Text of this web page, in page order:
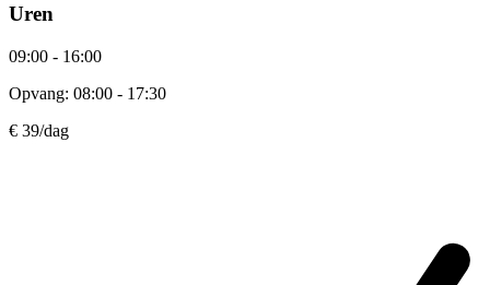
Uren
09:00 - 16:00
Opvang: 08:00 - 17:30
€ 39/dag